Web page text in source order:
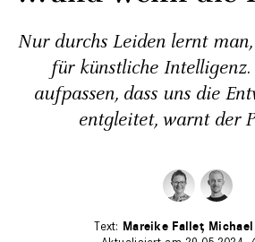
Nur durchs Leiden lernt
für künstliche
aufpassen, dass uns die
entgleitet, warnt der
Mareike Fallet